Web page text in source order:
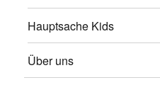
Hauptsache Kids
Über uns